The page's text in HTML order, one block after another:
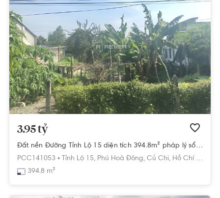
3.95 tỷ
Đất nền Đường Tỉnh Lộ 15 diện tích 394.8m² pháp lý sổ hồng.
PCC141053 •
Tỉnh Lộ 15, Phú Hoà Đông, Củ Chi, Hồ Chí Minh
394.8 m²